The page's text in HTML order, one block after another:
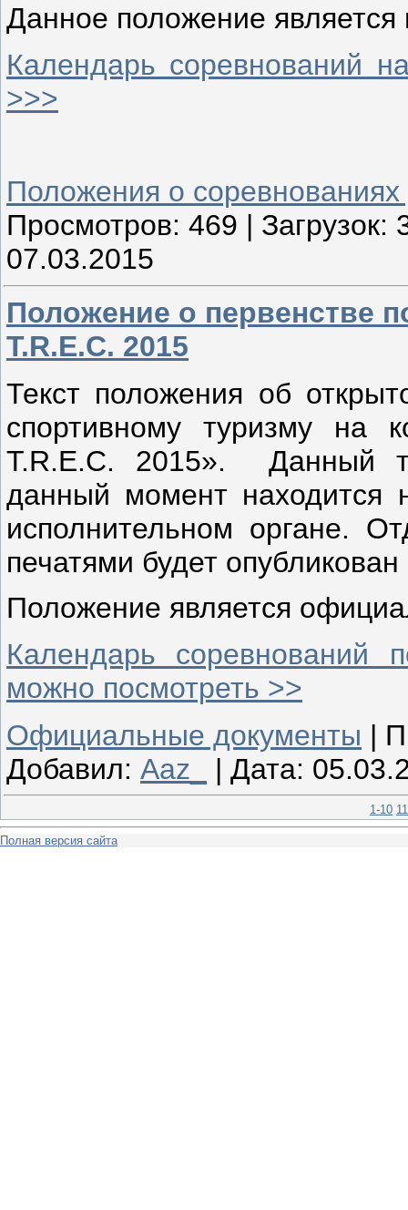
Данное положение
Календарь соревнований
>>>
Положения о
Просмотров: 469 | Загрузок:
07.03.2015
Положение о первенстве
T.R.E.C. 2015
Текст положения об
спортивному туризму
T.R.E.C. 2015». Данный
данный момент находится
исполнительном органе.
печатями будет
Положение является
Календарь соревнований
можно посмотреть >>
Официальные документы |
Добавил: Aaz_ | Дата:
1-10
Полная версия сайта